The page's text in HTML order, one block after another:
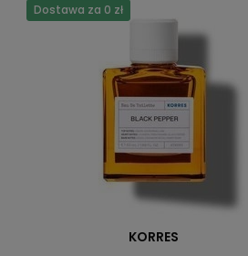
Dostawa za 0 zł
KORRES